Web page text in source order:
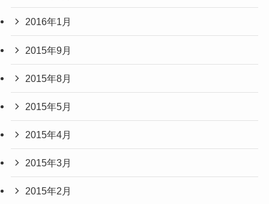
2016年1月
2015年9月
2015年8月
2015年5月
2015年4月
2015年3月
2015年2月